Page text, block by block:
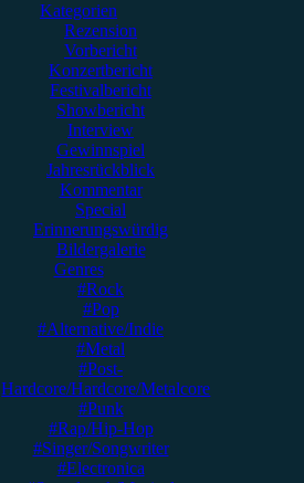
Kategorien
Rezension
Vorbericht
Konzertbericht
Festivalbericht
Showbericht
Interview
Gewinnspiel
Jahresrückblick
Kommentar
Special
Erinnerungswürdig
Bildergalerie
Genres
#Rock
#Pop
#Alternative/Indie
#Metal
#Post-
Hardcore/Hardcore/Metalcore
#Punk
#Rap/Hip-Hop
#Singer/Songwriter
#Electronica